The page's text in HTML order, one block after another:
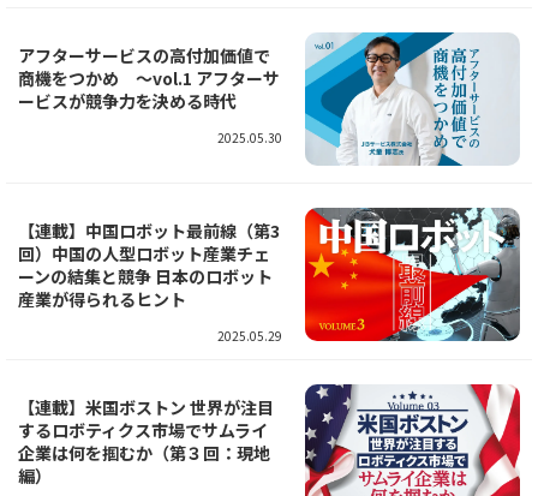
アフターサービスの高付加価値で
商機をつかめ ～vol.1 アフターサ
ービスが競争力を決める時代
2025.05.30
【連載】中国ロボット最前線（第3
回）中国の⼈型ロボット産業チェ
ーンの結集と競争 日本のロボット
産業が得られるヒント
2025.05.29
【連載】米国ボストン 世界が注目
するロボティクス市場でサムライ
企業は何を掴むか（第３回：現地
編）